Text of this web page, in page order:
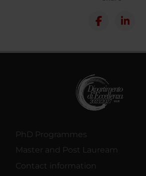
PhD Programmes
Master and Post Lauream
Contact information